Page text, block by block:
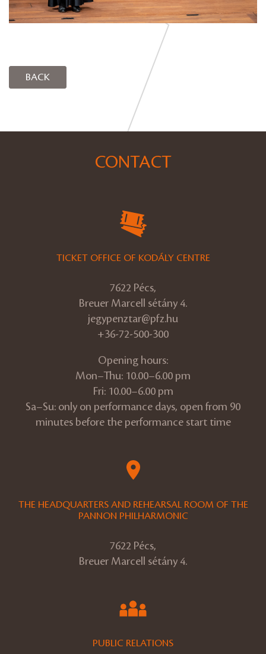
BACK
CONTACT
TICKET OFFICE OF KODÁLY CENTRE
7622 Pécs,
Breuer Marcell sétány 4.
jegypenztar@pfz.hu
+36-72-500-300
Opening hours:
Mon–Thu: 10.00–6.00 pm
Fri: 10.00–6.00 pm
Sa–Su: only on performance days, open from 90
minutes before the performance start time
THE HEADQUARTERS AND REHEARSAL ROOM OF THE
PANNON PHILHARMONIC
7622 Pécs,
Breuer Marcell sétány 4.
PUBLIC RELATIONS